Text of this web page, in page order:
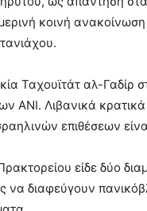
κοινή
Ταχουϊτάτ αλ-
ΑΝΙ. Λιβανικά
επιθέσεων
είδε δύο
να διαφεύγουν